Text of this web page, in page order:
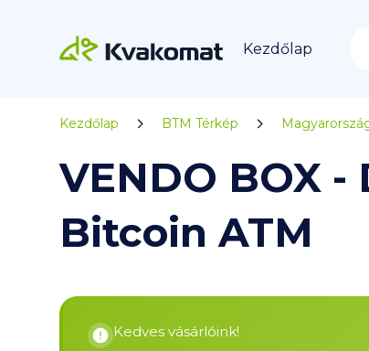
Kezdőlap
Kezdőlap BTM Térkép
VENDO BOX
Bitcoin ATM
Kedves vásárlóink!